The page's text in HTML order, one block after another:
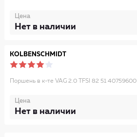
Цена
Нет в наличии
KOLBENSCHMIDT
Поршень в к-те VAG 2.0 TFSI 82 51 40759600
Цена
Нет в наличии